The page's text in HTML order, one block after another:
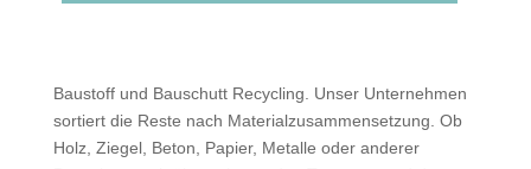
Baustoff und Bauschutt Recycling. Unser Unternehmen
sortiert die Reste nach Materialzusammensetzung. Ob
Holz, Ziegel, Beton, Papier, Metalle oder anderer